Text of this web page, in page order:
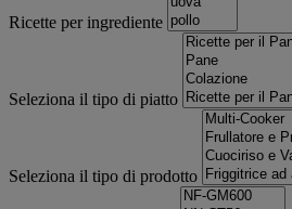
Ricette per ingrediente
Seleziona il tipo di piatto
Seleziona il tipo di prodotto